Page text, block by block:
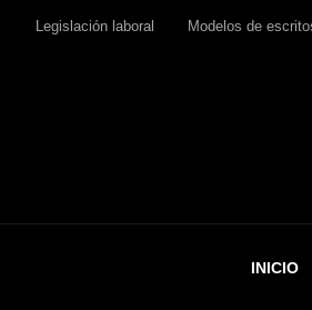
Legislación laboral Modelos de
INICIO